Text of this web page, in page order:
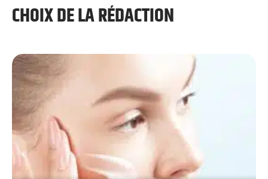
CHOIX DE LA RÉDACTION